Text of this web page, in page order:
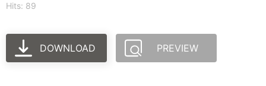
Hits: 89
DOWNLOAD PREVIEW